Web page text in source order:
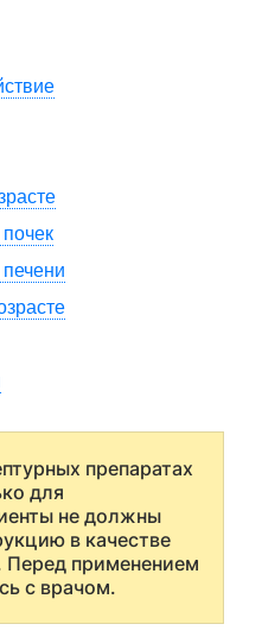
препаратах
для
не должны
в качестве
Перед применением
с врачом.